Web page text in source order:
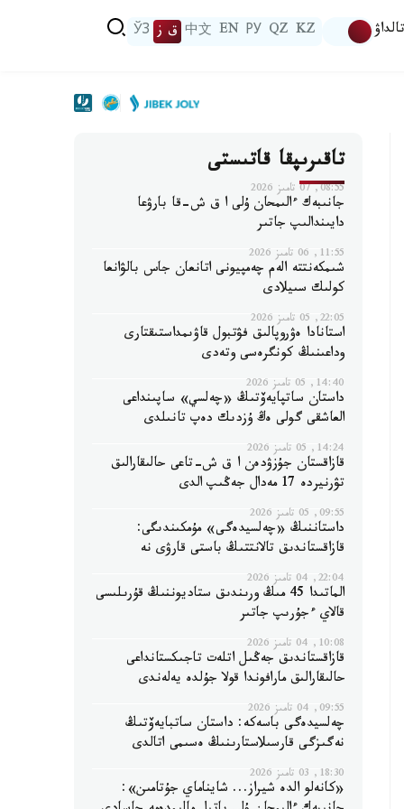
تالداۋ KZ
QZ
РУ
EN
中文 ق ز ЎЗ
تاقىرىپقا قاتىستى
08:55, 07 تامىز 2026
جانىبەك ءالىمحان ۇلى ا ق ش-قا بارۋعا
دايىندالىپ جاتىر
11:55, 06 تامىز 2026
شىمكەنتتە الەم چەمپيونى اتانعان جاس بالۋانعا
كولىك سىيلادى
22:05, 05 تامىز 2026
استانادا ەۋروپالىق فۋتبول قاۋىمداستىقتارى
وداعىنىڭ كونگرەسى وتەدى
14:40, 05 تامىز 2026
داستان ساتپايەۆتىڭ «چەلسي» ساپىنداعى
العاشقى گولى ەڭ ۇزدىك دەپ تانىلدى
14:24, 05 تامىز 2026
قازاقستان جۇزۋدەن ا ق ش-تاعى حالىقارالىق
تۋرنيردە 17 مەدال جەڭىپ الدى
09:55, 05 تامىز 2026
داستاننىڭ «چەلسيدەگى» مۇمكىندىگى:
قازاقستاندىق تالانتتىڭ باستى قارۋى نە
22:04, 04 تامىز 2026
الماتىدا 45 مىڭ ورىندىق ستاديوننىڭ قۇرىلىسى
قالاي ءجۇرىپ جاتىر
10:08, 04 تامىز 2026
قازاقستاندىق جەڭىل اتلەت تاجىكستانداعى
حالىقارالىق مارافوندا قولا جۇلدە يەلەندى
09:55, 04 تامىز 2026
چەلسيدەگى باسەكە: داستان ساتبايەۆتىڭ
نەگىزگى قارسىلاستارىنىڭ ەسىمى اتالدى
18:30, 03 تامىز 2026
«كانەلو الدە شيراز... شايناماي جۇتامىن»: